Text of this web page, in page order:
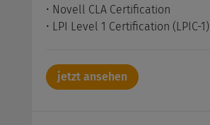
• Novell CLA Certification
• LPI Level 1 Certification (LPIC-1)
jetzt ansehen